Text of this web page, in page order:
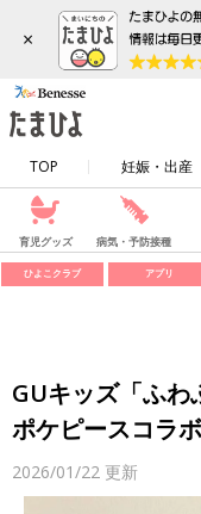
×
TOP 妊娠・出産
育児グッズ 病気・予防接種
ひよこクラブ アプリ
GUキッズ「ふわ
ポケピースコラ
2026/01/22 更新